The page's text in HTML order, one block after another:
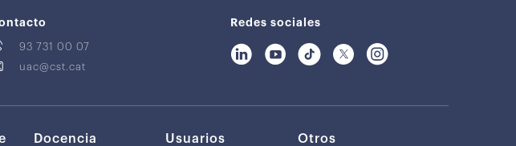
93 731 00 07
uac@cst.cat
Redes sociales
Docencia Usuarios Otros